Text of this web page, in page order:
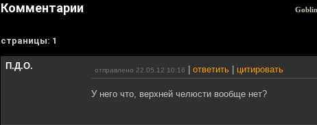
Комментарии
cтраницы: 1
П.Д.О. отправлено 22.05.12 10:16 ответить цитировать
У него что, верхней челюсти вообще нет?